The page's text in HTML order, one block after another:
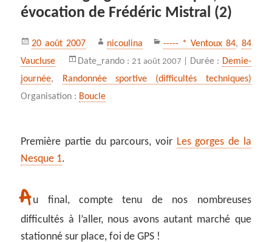
évocation de Frédéric Mistral (2)
Publié
le
20 août 2007 Auteur
nicoulina Catégories
----- * Ventoux 84, 84
Vaucluse
Date_rando : 21 août 2007 | Durée : Demie-
journée,
Randonnée sportive (difficultés techniques)
Organisation : Boucle
Première partie du parcours, voir Les gorges de la
Nesque 1.
Au final, compte tenu de nos nombreuses
difficultés à l’aller, nous avons autant marché que
stationné sur place, foi de GPS !